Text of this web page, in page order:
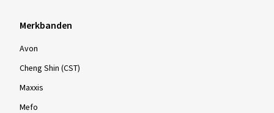
Merkbanden
Avon
Cheng Shin (CST)
Maxxis
Mefo